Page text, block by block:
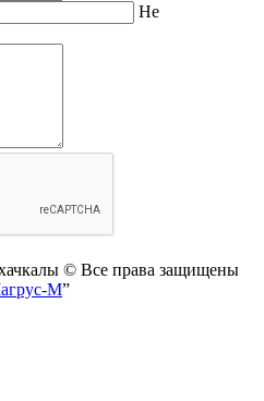
Не
© Все права защищены
М”